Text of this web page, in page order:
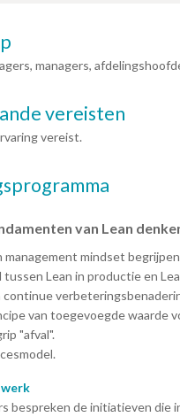
managers,
vereisten
vereist.
van Lean
management mindset
tussen Lean in productie en
continue
van toegevoegde waarde
"afval".
bespreken de initiatieven die